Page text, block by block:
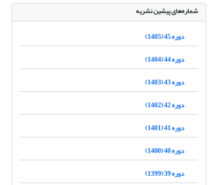
شماره‌های پیشین نشریه
دوره 45 (1405)
دوره 44 (1404)
دوره 43 (1403)
دوره 42 (1402)
دوره 41 (1401)
دوره 40 (1400)
دوره 39 (1399)